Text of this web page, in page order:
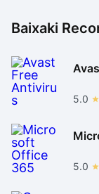
Baixaki
5.0
5.0